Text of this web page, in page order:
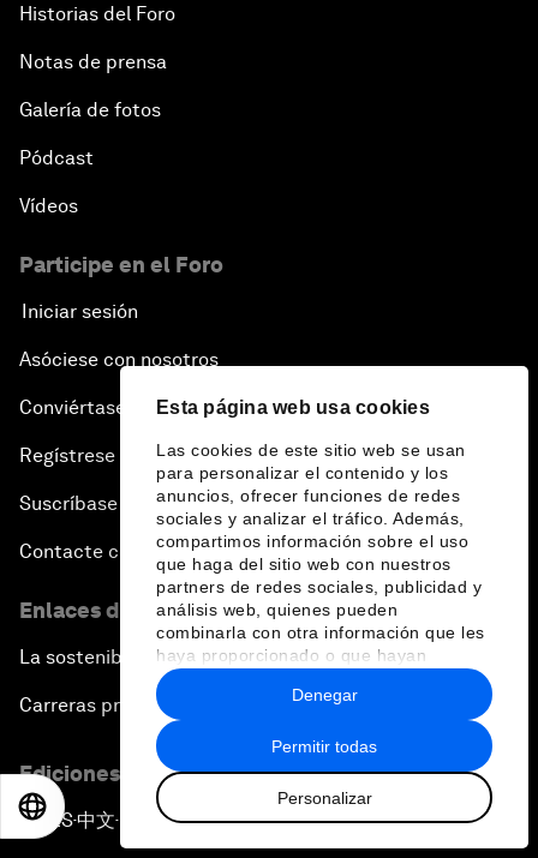
Esta página web usa cookies
Las cookies de este sitio web se usan
para personalizar el contenido y los
anuncios, ofrecer funciones de redes
sociales y analizar el tráfico. Además,
compartimos información sobre el uso
que haga del sitio web con nuestros
partners de redes sociales, publicidad y
análisis web, quienes pueden
combinarla con otra información que les
haya proporcionado o que hayan
recopilado a partir del uso que haya
hecho de sus servicios.
Permitir todas
Personalizar
Denegar
Historias del Foro
Notas de prensa
Galería de fotos
Pódcast
Vídeos
Participe en el Foro
Iniciar sesión
Asóciese con nosotros
Conviértase en miembro
Regístrese para recibir nuestras notas de prensa
Suscríbase a nuestros boletines
Contacte con nosotros
Enlaces directos
La sostenibilidad en el Foro
Carreras profesionales
Ediciones en otros idiomas
EN ES▪中文▪ 日本語
EN